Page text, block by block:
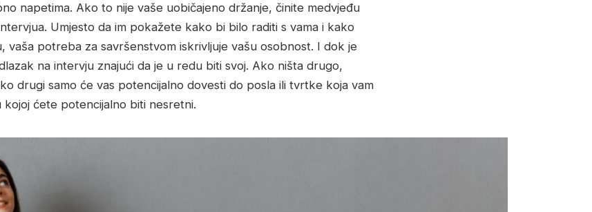
napetima. Ako to nije vaše uobičajeno držanje, činite medvjeđu
Umjesto da im pokažete kako bi bilo raditi s vama i kako
vaša potreba za savršenstvom iskrivljuje vašu osobnost. I dok je
na intervju znajući da je u redu biti svoj. Ako ništa drugo,
drugi samo će vas potencijalno dovesti do posla ili tvrtke koja vam
kojoj ćete potencijalno biti nesretni.